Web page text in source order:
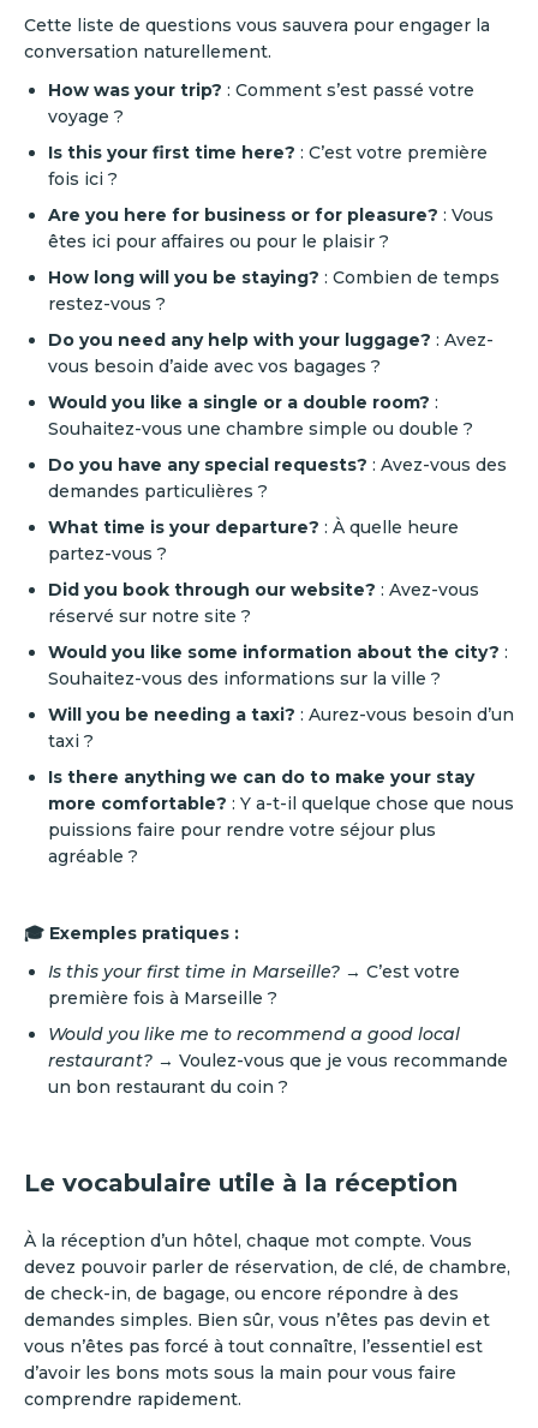
Cette liste de questions vous sauvera pour engager la
conversation naturellement.
How was your trip? : Comment s’est passé votre
voyage ?
Is this your first time here? : C’est votre première
fois ici ?
Are you here for business or for pleasure? : Vous
êtes ici pour affaires ou pour le plaisir ?
How long will you be staying? : Combien de temps
restez-vous ?
Do you need any help with your luggage? : Avez-
vous besoin d’aide avec vos bagages ?
Would you like a single or a double room? :
Souhaitez-vous une chambre simple ou double ?
Do you have any special requests? : Avez-vous des
demandes particulières ?
What time is your departure? : À quelle heure
partez-vous ?
Did you book through our website? : Avez-vous
réservé sur notre site ?
Would you like some information about the city? :
Souhaitez-vous des informations sur la ville ?
Will you be needing a taxi? : Aurez-vous besoin d’un
taxi ?
Is there anything we can do to make your stay
more comfortable? : Y a-t-il quelque chose que nous
puissions faire pour rendre votre séjour plus
agréable ?
🎓 Exemples pratiques :
Is this your first time in Marseille? → C’est votre
première fois à Marseille ?
Would you like me to recommend a good local
restaurant? → Voulez-vous que je vous recommande
un bon restaurant du coin ?
Le vocabulaire utile à la réception
À la réception d’un hôtel, chaque mot compte. Vous
devez pouvoir parler de réservation, de clé, de chambre,
de check-in, de bagage, ou encore répondre à des
demandes simples. Bien sûr, vous n’êtes pas devin et
vous n’êtes pas forcé à tout connaître, l’essentiel est
d’avoir les bons mots sous la main pour vous faire
comprendre rapidement.